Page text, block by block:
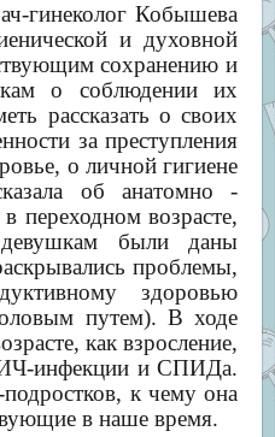
гинеколог Кобышева
и духовной
сохранению и
о соблюдении их
рассказать о своих
за преступления
о личной гигиене
об анатомно -
переходном возрасте,
были даны
проблемы,
здоровью
путем). В ходе
как взросление,
инфекции и СПИДа.
к чему она
в наше время.